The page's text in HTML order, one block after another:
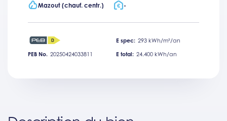
Mazout (chauf. centr.)
-
E spec: 293 kWh/m²/an
PEB No. 20250424033811 E total: 24.400 kWh/an